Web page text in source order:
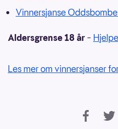
Vinnersjanse
Aldersgrense 18 år –
Les mer om vinnersjanser